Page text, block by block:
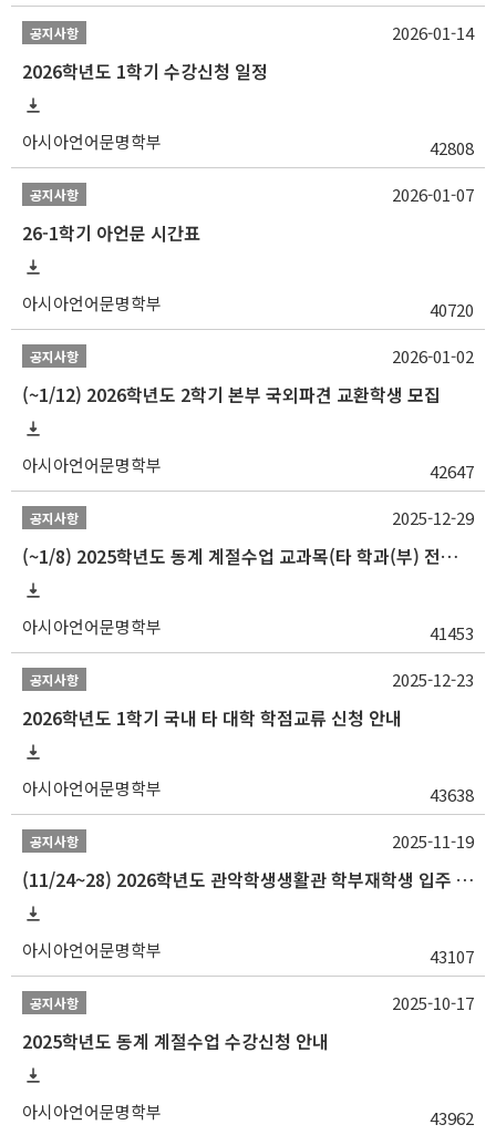
공지사항
2026학년도 1학기 수강신청 일정
아시아언어문명학부 42808
2026-01-14
공지사항
26-1학기 아언문 시간표
아시아언어문명학부 40720
2026-01-07
공지사항
(~1/12) 2026학년도 2학기 본부 국외파견 교환학생 모집
아시아언어문명학부 42647
2026-01-02
공지사항
(~1/8) 2025학년도 동계 계절수업 교과목(타 학과(부) 전공 및 교양) 성적평가방법 선택제 신청 안내
아시아언어문명학부 41453
2025-12-29
공지사항
2026학년도 1학기 국내 타 대학 학점교류 신청 안내
아시아언어문명학부 43638
2025-12-23
공지사항
(11/24~28) 2026학년도 관악학생생활관 학부재학생 입주 신청 일정 안내
아시아언어문명학부 43107
2025-11-19
공지사항
2025학년도 동계 계절수업 수강신청 안내
아시아언어문명학부 43962
2025-10-17